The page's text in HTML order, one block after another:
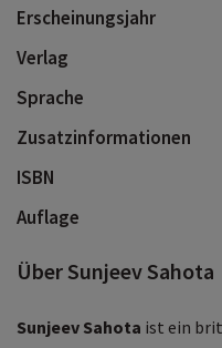
Erscheinungsjahr
Verlag
Sprache
Zusatzinformationen
ISBN
Auflage
Über Sunjeev Sahota
Sunjeev Sahota ist ein